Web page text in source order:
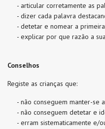
- articular corretamente as
- dizer cada palavra
- detetar e nomear a
- explicar por que razão a
Conselhos
Registe as crianças que:
- não conseguem manter-se
- não conseguem detetar e
- erram sistematicamente e/